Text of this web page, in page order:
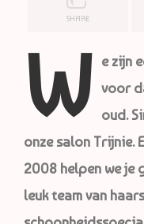
SHARE
W e zijn
voor
oud.
onze salon Trijnie.
2008 helpen we je
leuk team van